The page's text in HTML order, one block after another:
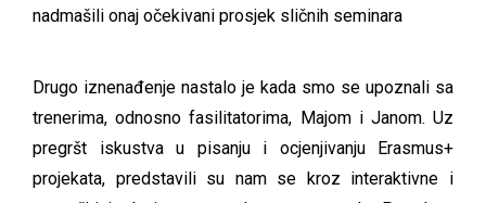
nadmašili onaj očekivani prosjek sličnih seminara
Drugo iznenađenje nastalo je kada smo se upoznali sa
trenerima, odnosno fasilitatorima, Majom i Janom. Uz
pregršt iskustva u pisanju i ocjenjivanju Erasmus+
projekata, predstavili su nam se kroz interaktivne i